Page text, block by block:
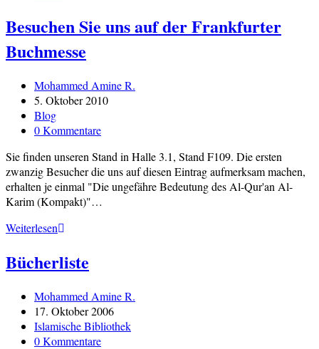
Besuchen Sie uns auf der Frankfurter
Buchmesse
Beitrags-
Autor:
Mohammed Amine R.
Beitrag
veröffentlicht:
5. Oktober 2010
Beitrags-
Kategorie:
Blog
Beitrags-
0 Kommentare
Sie finden unseren Stand in Halle 3.1, Stand F109. Die ersten
zwanzig Besucher die uns auf diesen Eintrag aufmerksam machen,
erhalten je einmal "Die ungefähre Bedeutung des Al-Qur'an Al-
Karim (Kompakt)"…
WeiterlesenBesuchen
uns
auf
Frankfurter
Buchmesse
Bücherliste
Beitrags-
Autor:
Mohammed Amine R.
Beitrag
veröffentlicht:
17. Oktober 2006
Beitrags-
Kategorie:
Islamische Bibliothek
Beitrags-
0 Kommentare